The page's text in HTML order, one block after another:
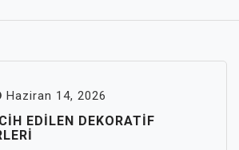
Haziran 14, 2026
EDILEN DEKORATIF